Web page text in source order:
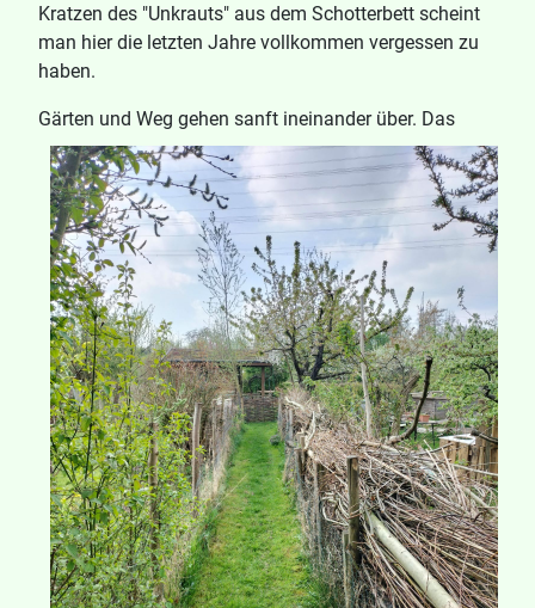
Kratzen des "Unkrauts" aus dem Schotterbett scheint
man hier die letzten Jahre vollkommen vergessen zu
haben.
Gärten und Weg gehen sanft ineinander über. Das